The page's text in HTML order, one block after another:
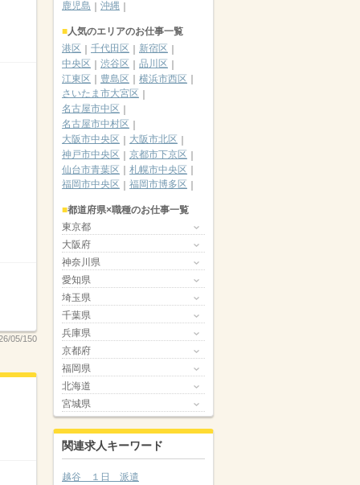
05/150
鹿児島
沖縄
人気のエリアのお仕事一覧
港区
千代田区
新宿区
中央区
渋谷区
品川区
江東区
豊島区
横浜市西区
さいたま市大宮区
名古屋市中区
名古屋市中村区
大阪市中央区
大阪市北区
神戸市中央区
京都市下京区
仙台市青葉区
札幌市中央区
福岡市中央区
福岡市博多区
都道府県×職種のお仕事一覧
東京都
大阪府
神奈川県
愛知県
埼玉県
千葉県
兵庫県
京都府
福岡県
北海道
宮城県
関連求人キーワード
越谷 １日 派遣